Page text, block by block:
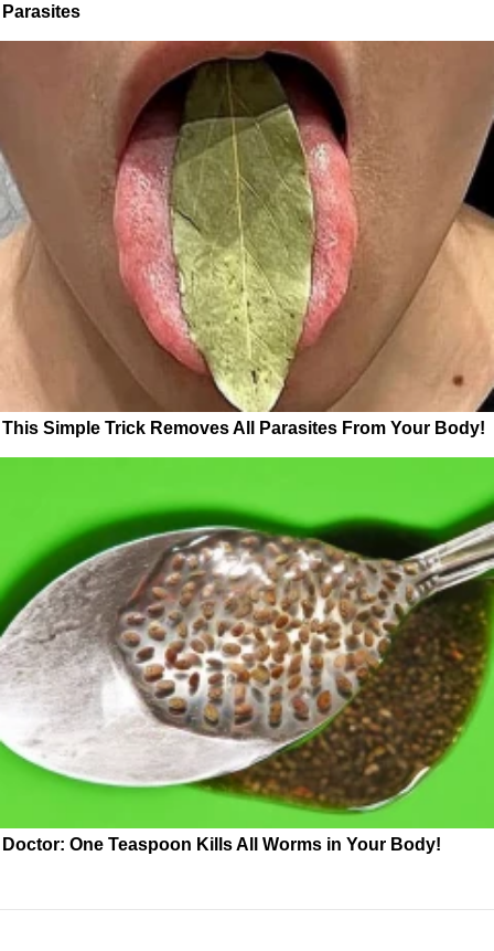
Parasites
This Simple Trick Removes All Parasites From Your Body!
Doctor: One Teaspoon Kills All Worms in Your Body!